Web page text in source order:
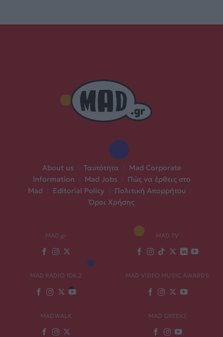
About us Ταυτότητα
Mad Corporate
Information
Mad Jobs
Πώς να έρθεις στο
Mad
Editorial Policy Πολιτική Απορρήτου
Όροι Χρήσης
MAD.gr MAD TV
MAD RADIO 106,2 MAD VIDEO MUSIC AWARDS
MADWALK MAD GREEKZ